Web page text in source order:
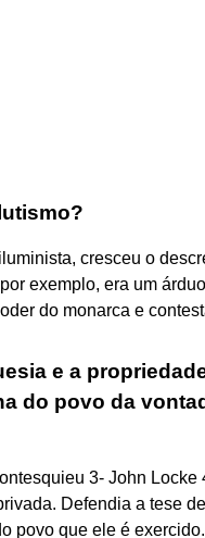
cresceu o
exemplo, era um
do monarca e
e a
do povo da
3- John
Defendia a tese
povo que ele é exercido.